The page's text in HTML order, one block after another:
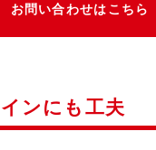
お問い合わせはこちら
ンにも工夫